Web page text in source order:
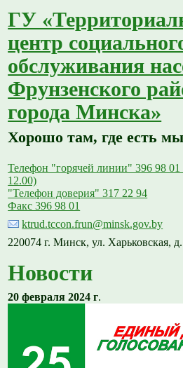
ГУ
центр
обслуживания
Фрунзенского
города Минска»
Хорошо там, где есть мы
Телефон "горячей линии" 396 98 01
12.00)
"Телефон доверия" 317 22 94
Факс 396 98 01
ktrud.tccon.frun@minsk.gov.by
220074 г. Минск, ул. Харьковская,
Новости
20 февраля 2024 г.